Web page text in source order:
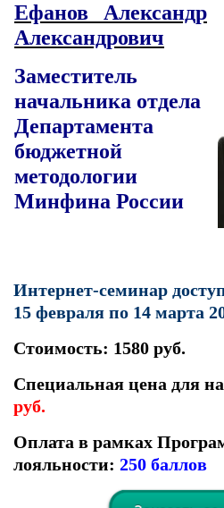
Ефанов Александр
Александрович
Заместитель
начальника отдела
Департамента
бюджетной
методологии
Минфина России
Интернет-семинар
15 февраля по 14 марта
Стоимость: 1580 руб.
Специальная цена для
руб.
Оплата в рамках
лояльности: 250 баллов